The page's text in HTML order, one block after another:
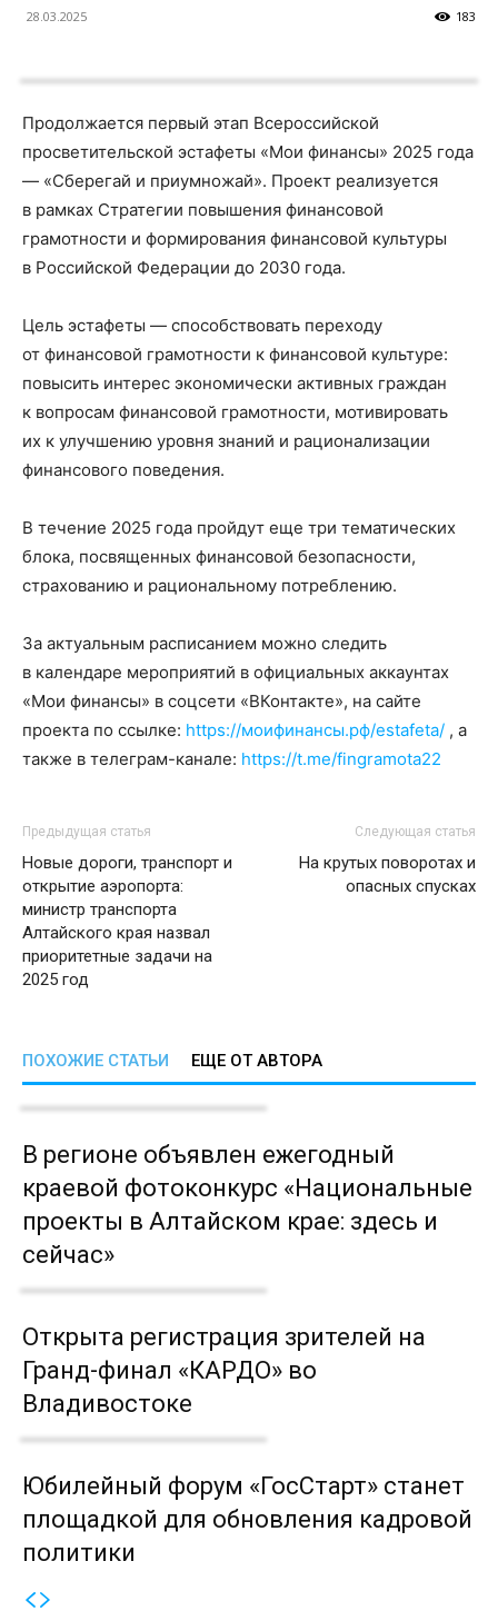
28.03.2025 183
Продолжается первый этап Всероссийской
просветительской эстафеты «Мои финансы» 2025 года
— «Сберегай и приумножай». Проект реализуется
в рамках Стратегии повышения финансовой
грамотности и формирования финансовой культуры
в Российской Федерации до 2030 года.
Цель эстафеты — способствовать переходу
от финансовой грамотности к финансовой культуре:
повысить интерес экономически активных граждан
к вопросам финансовой грамотности, мотивировать
их к улучшению уровня знаний и рационализации
финансового поведения.
В течение 2025 года пройдут еще три тематических
блока, посвященных финансовой безопасности,
страхованию и рациональному потреблению.
За актуальным расписанием можно следить
в календаре мероприятий в официальных аккаунтах
«Мои финансы» в соцсети «ВКонтакте», на сайте
проекта по ссылке: https://моифинансы.рф/estafeta/ , а
также в телеграм-канале: https://t.me/fingramota22
Предыдущая статья
Новые дороги, транспорт и
открытие аэропорта:
министр транспорта
Алтайского края назвал
приоритетные задачи на
2025 год
Следующая статья
На крутых поворотах и
опасных спусках
ПОХОЖИЕ СТАТЬИ ЕЩЕ ОТ АВТОРА
В регионе объявлен ежегодный
краевой фотоконкурс «Национальные
проекты в Алтайском крае: здесь и
сейчас»
Открыта регистрация зрителей на
Гранд-финал «КАРДО» во
Владивостоке
Юбилейный форум «ГосСтарт» станет
площадкой для обновления кадровой
политики